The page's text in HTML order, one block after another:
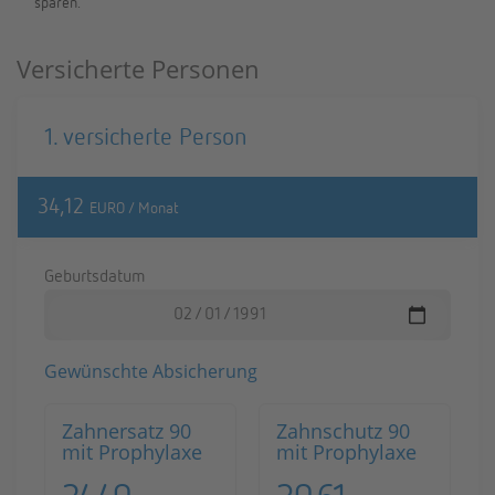
spa­ren.
Versicherte Personen
1. ver­si­cher­te Per­son
34,12 EURO / Monat
Ge­burts­da­tum
Ge­wünsch­te Ab­si­che­rung
Zahn­ersatz 90
mit Pro­phy­la­xe
Zahn­schutz 90
mit Pro­phy­la­xe